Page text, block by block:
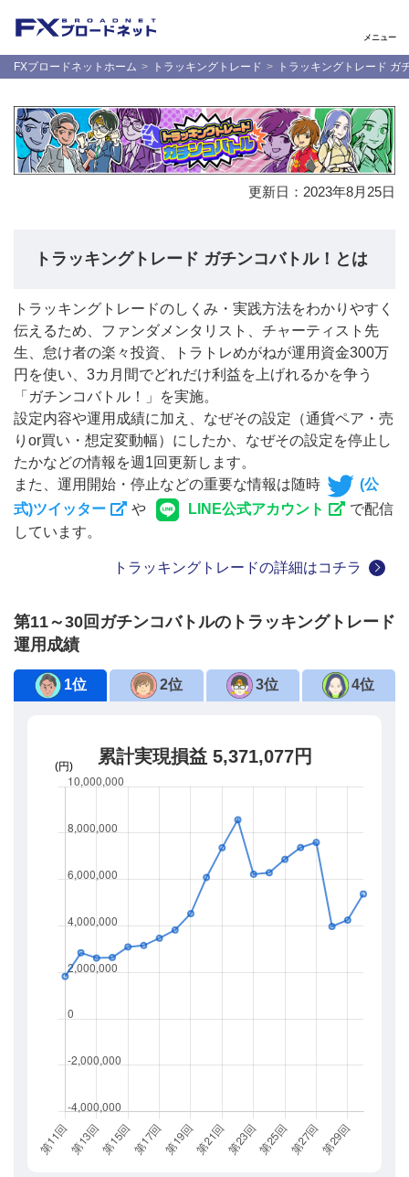
メニュー
FXブロードネットホーム トラッキングトレード トラッキングトレード ガ
更新日： 2023年8月25日
トラッキングトレード ガチンコバトル！とは
トラッキングトレードのしくみ・実践方法をわかりやすく
伝えるため、ファンダメンタリスト、チャーティスト先
生、怠け者の楽々投資、トラトレめがねが運用資金300万
円を使い、3カ月間でどれだけ利益を上げれるかを争う
「ガチンコバトル！」を実施。
設定内容や運用成績に加え、なぜその設定（通貨ペア・売
りor買い・想定変動幅）にしたか、なぜその設定を停止し
たかなどの情報を週1回更新します。
また、運用開始・停止などの重要な情報は随時
(公
式)ツイッター
や LINE公式アカウント
で配信
しています。
トラッキングトレードの詳細はコチラ
第11～30回ガチンコバトルのトラッキングトレード
運用成績
1位 2位 3位 4位